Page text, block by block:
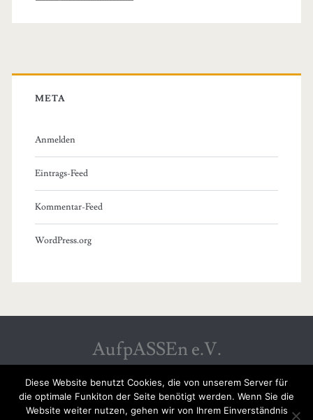
META
Anmelden
Eintrags-Feed
Kommentar-Feed
WordPress.org
AufpASSEn e.V.
SPENDENKONTO: GLS GEMEINSCHAFTSBANK
Diese Website benutzt Cookies, die von unserem Server für
die optimale Funkiton der Seite benötigt werden. Wenn Sie die
Website weiter nutzen, gehen wir von Ihrem Einverständnis